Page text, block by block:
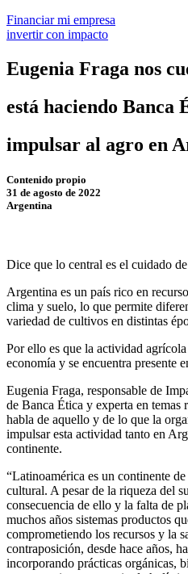
Financiar mi empresa
invertir con impacto
Eugenia Fraga nos
está haciendo Banca
impulsar al agro en
Contenido propio
31 de agosto de 2022
Argentina
Dice que lo central es el cuidado
Argentina es un país rico en
clima y suelo, lo que permite
variedad de cultivos en distintas
Por ello es que la actividad
economía y se encuentra presente
Eugenia Fraga, responsable de
de Banca Ética y experta en temas
habla de aquello y de lo que la
impulsar esta actividad tanto en
continente.
“Latinoamérica es un continente
cultural. A pesar de la riqueza del
consecuencia de ello y la falta de
muchos años sistemas productos
comprometiendo los recursos y la
contraposición, desde hace años,
incorporando prácticas orgánicas,